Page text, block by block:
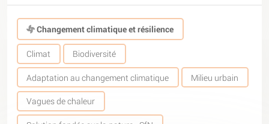
Changement climatique et résilience
Climat Biodiversité
Adaptation au changement climatique Milieu urbain
Vagues de chaleur